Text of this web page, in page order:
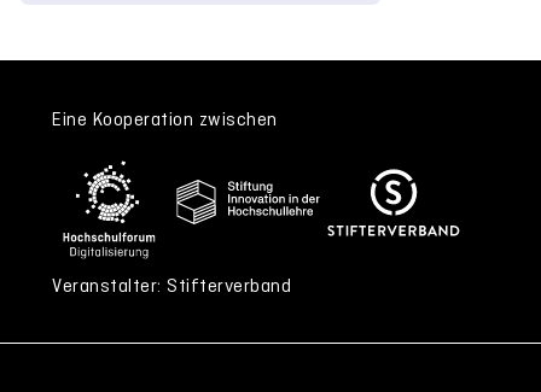
Eine Kooperation zwischen
Veranstalter: Stifterverband